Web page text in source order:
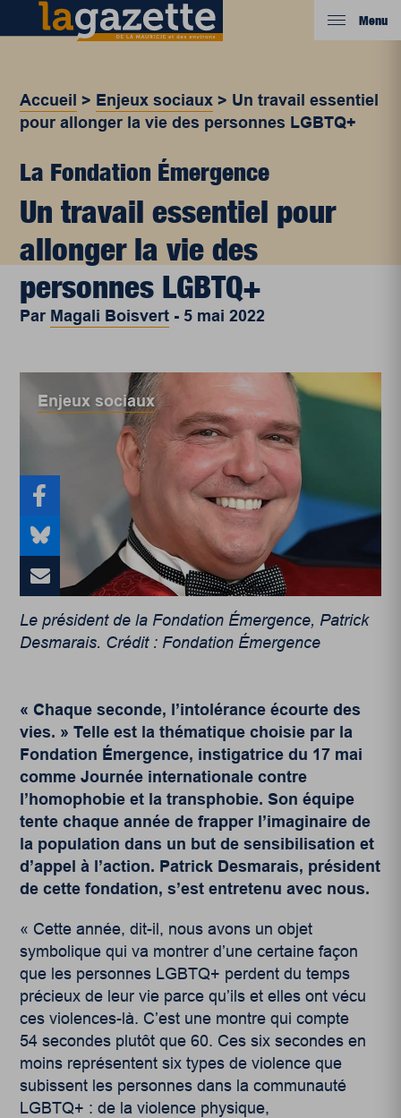
Menu
Accueil > Enjeux sociaux > Un travail essentiel
pour allonger la vie des personnes LGBTQ+
La Fondation Émergence
Un travail essentiel pour
allonger la vie des
personnes LGBTQ+
Par Magali Boisvert - 5 mai 2022
Enjeux sociaux
Le président de la Fondation Émergence, Patrick
Desmarais. Crédit : Fondation Émergence
« Chaque seconde, l’intolérance écourte des
vies. » Telle est la thématique choisie par la
Fondation Émergence, instigatrice du 17 mai
comme Journée internationale contre
l’homophobie et la transphobie. Son équipe
tente chaque année de frapper l’imaginaire de
la population dans un but de sensibilisation et
d’appel à l’action. Patrick Desmarais, président
de cette fondation, s’est entretenu avec nous.
« Cette année, dit-il, nous avons un objet
symbolique qui va montrer d’une certaine façon
que les personnes LGBTQ+ perdent du temps
précieux de leur vie parce qu’ils et elles ont vécu
ces violences-là. C’est une montre qui compte
54 secondes plutôt que 60. Ces six secondes en
moins représentent six types de violence que
subissent les personnes dans la communauté
LGBTQ+ : de la violence physique,